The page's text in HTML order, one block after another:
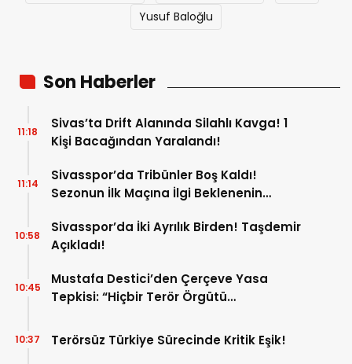
Yusuf Baloğlu
Son Haberler
Sivas’ta Drift Alanında Silahlı Kavga! 1
Kişi Bacağından Yaralandı!
11:18
Sivasspor’da Tribünler Boş Kaldı!
Sezonun İlk Maçına İlgi Beklenenin
11:14
Sivasspor’da İki Ayrılık Birden! Taşdemir
Açıkladı!
10:58
Mustafa Destici’den Çerçeve Yasa
Tepkisi: “Hiçbir Terör Örgütü
Edilemez”
10:45
Terörsüz Türkiye Sürecinde Kritik Eşik!
10:37